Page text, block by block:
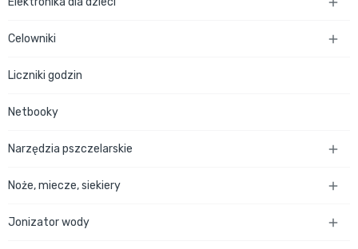
Celowniki 
Liczniki godzin
Netbooky
Narzędzia pszczelarskie 
Noże, miecze, siekiery 
Jonizator wody 